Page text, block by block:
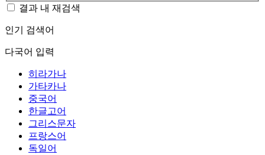
결과 내 재검색
인기 검색어
다국어 입력
히라가나
가타카나
중국어
한글고어
그리스문자
프랑스어
독일어